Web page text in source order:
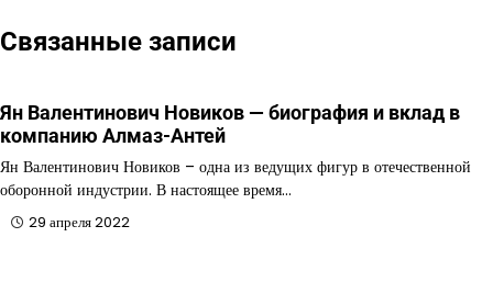
Связанные записи
Ян Валентинович Новиков — биография и вклад в
компанию Алмаз-Антей
Ян Валентинович Новиков – одна из ведущих фигур в отечественной
оборонной индустрии. В настоящее время…
29 апреля 2022